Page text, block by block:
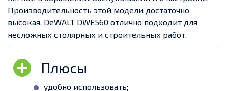
Производительность этой модели достаточно
высокая. DeWALT DWE560 отлично подходит для
несложных столярных и строительных работ.
удобно использовать;